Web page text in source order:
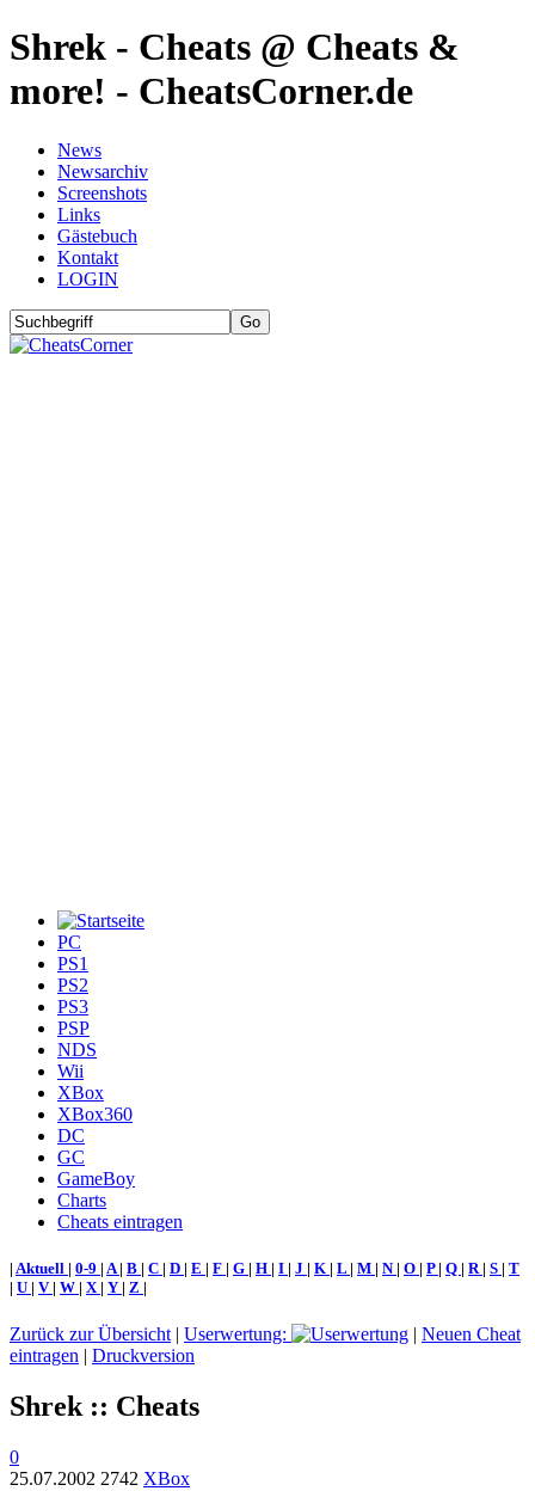
Shrek - Cheats @ Cheats &
more! - CheatsCorner.de
News
Newsarchiv
Screenshots
Links
Gästebuch
Kontakt
LOGIN
PC
PS1
PS2
PS3
PSP
NDS
Wii
XBox
XBox360
DC
GC
GameBoy
Charts
Cheats eintragen
| Aktuell | 0-9 | A| B | C | D | E | F | G | H | I | J | K | L | M | N | O | P | Q | R | S | T
| U | V | W | X | Y | Z |
Zurück zur Übersicht | Userwertung: | Neuen Cheat
eintragen | Druckversion
Shrek :: Cheats
0
25.07.2002 2742 XBox